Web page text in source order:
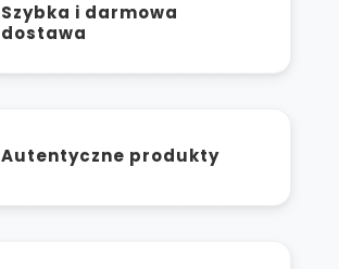
Szybka i darmowa
dostawa
Autentyczne produkty